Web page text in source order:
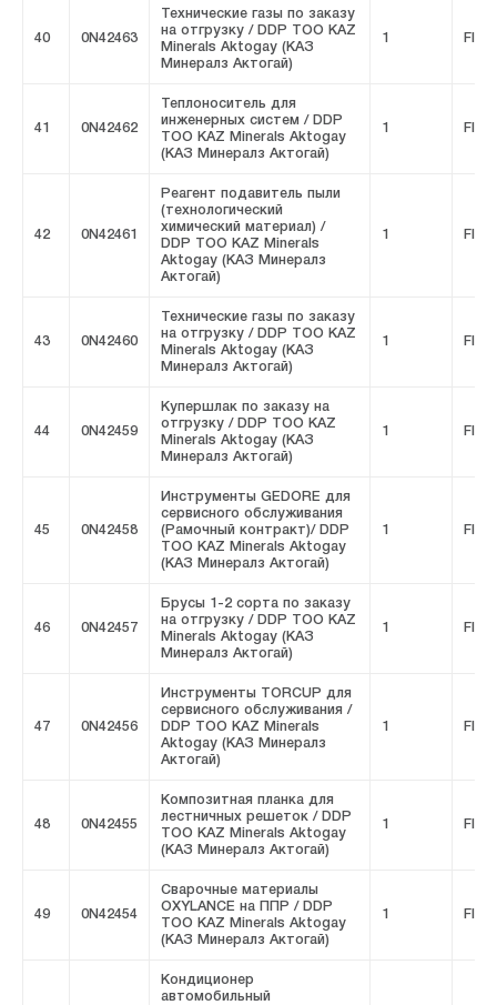
40 0N42463
Технические газы по заказу
на отгрузку / DDP ТОО KAZ
Minerals Aktogay (КАЗ
Минералз Актогай)
1 FIVE
41 0N42462
Теплоноситель для
инженерных систем / DDP
ТОО KAZ Minerals Aktogay
(КАЗ Минералз Актогай)
1 FIVE
42 0N42461
Реагент подавитель пыли
(технологический
химический материал) /
DDP ТОО KAZ Minerals
Aktogay (КАЗ Минералз
Актогай)
1 FIVE
43 0N42460
Технические газы по заказу
на отгрузку / DDP ТОО KAZ
Minerals Aktogay (КАЗ
Минералз Актогай)
1 FIVE
44 0N42459
Купершлак по заказу на
отгрузку / DDP ТОО KAZ
Minerals Aktogay (КАЗ
Минералз Актогай)
1 FIVE
45 0N42458
Инструменты GEDORE для
сервисного обслуживания
(Рамочный контракт)/ DDP
ТОО KAZ Minerals Aktogay
(КАЗ Минералз Актогай)
1 FIVE
46 0N42457
Брусы 1-2 сорта по заказу
на отгрузку / DDP ТОО KAZ
Minerals Aktogay (КАЗ
Минералз Актогай)
1 FIVE
47 0N42456
Инструменты TORCUP для
сервисного обслуживания /
DDP ТОО KAZ Minerals
Aktogay (КАЗ Минералз
Актогай)
1 FIVE
48 0N42455
Композитная планка для
лестничных решеток / DDP
ТОО KAZ Minerals Aktogay
(КАЗ Минералз Актогай)
1 FIVE
49 0N42454
Сварочные материалы
OXYLANCE на ППР / DDP
ТОО KAZ Minerals Aktogay
(КАЗ Минералз Актогай)
1 FIVE
Кондиционер
автомобильный